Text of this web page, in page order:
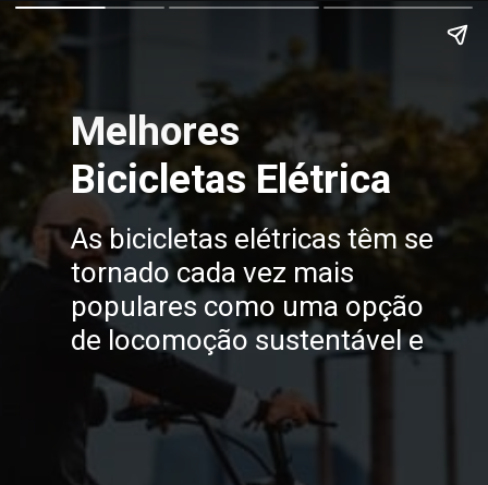
Melhores
Bicicletas Elétrica
As bicicletas elétricas têm se
tornado cada vez mais
populares como uma opção
de locomoção sustentável e